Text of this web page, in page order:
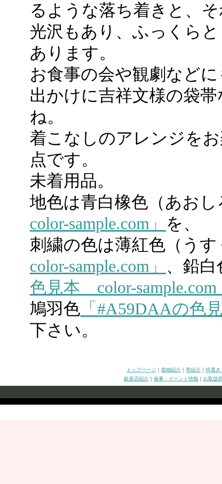
るような落ち着きと、
光沢もあり、ふっくら
あります。
お食事の会や観劇など
出かけに吉祥文様の袋
ね。
着こなしのアレンジを
点です。
未着用品。
地色は青白橡色（あお
color-sample.com」
を、
刺繍の色は薄紅色（う
color-sample.com」 、鉛
色見本 color-sample.com
鳩羽色 「#A59DAAの色
下さい。
トップページ ｜ 着物紹介 ｜ 帯紹介 ｜ 特選き
銀座店紹介 ｜ 催事・イベント情報 ｜ お取扱